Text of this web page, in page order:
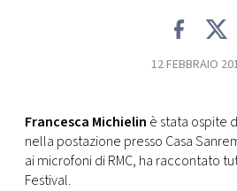
12 FEBBRAIO
Francesca Michielin è stata ospite
nella postazione presso Casa
ai microfoni di RMC, ha raccontato
Festival.